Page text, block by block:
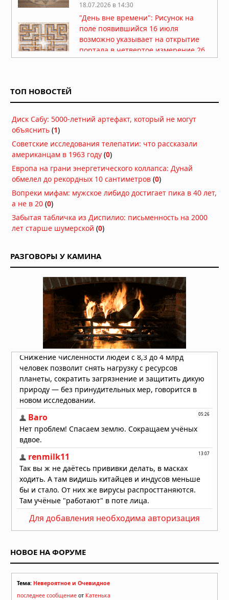
18.07.2026 в 14:30
"День вне времени": Рисунок на
поле появившийся 16 июля
возможно указывает на открытие
портала в четвертое измерение 26
июля 2026г
графстве Оксфордшир
17.07.2026 в 06:22
появился новый рисунок на поле
15.07.2026 в 07:42
Новый рисунок на поле появился в
английском графстве Уилтшир
В английском графстве Уилтшир
Новый рисунок на поле обнаружен 7
июля 2026 года в английском
графстве Уилтшир
08.07.2026 в 17:48
В английском графстве Уилтшир
обнаружен новый рисунок на поле
06.07.2026 в 09:05
Новый рисунок на поле обнаружен в
английском графстве Уилтшир 4
июля 2026г
05.07.2026 в 05:47
ТОП НОВОСТЕЙ
Диск Сабу: 5000-летний артефакт, который не могут
объяснить (1)
Советские исследования телепатии: что рассказали
американцам в 1963 году (0)
Европа на грани энергетического коллапса: Дунай
обмелел до рекордных 10 сантиметров (0)
Вопреки мифам: мужское либидо достигает пика в 40 лет,
а не в 20 (0)
Забытая табличка из Диспилио: письменность на 2000
лет старше шумерской (0)
РАЗГОВОРЫ У КАМИНА
Для добавления необходима авторизация
НОВОЕ НА ФОРУМЕ
Тема: Невероятное и Очевидное
последнее сообщение от Катенька